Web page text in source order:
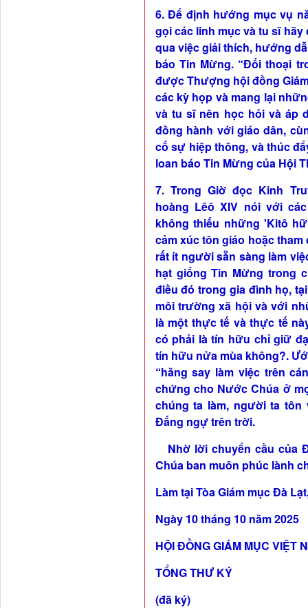
6. Để định hướng mục vụ
gọi các linh mục và tu sĩ
qua việc giải thích, hướng
báo Tin Mừng. “Đối thoại
được Thượng hội đồng
các kỳ họp và mang lại
và tu sĩ nên học hỏi và áp
đồng hành với giáo dân,
cố sự hiệp thông, và thúc
loan báo Tin Mừng của Hội
7. Trong Giờ đọc Kinh
hoàng Lêô XIV nói với
không thiếu những 'Kitô
cảm xúc tôn giáo hoặc
rất ít người sẵn sàng làm
hạt giống Tin Mừng trong
điều đó trong gia đình họ,
môi trường xã hội và với
là một thực tế và thực tế
có phải là tín hữu chỉ giữ
tín hữu nửa mùa không?.
“hăng say làm việc trên
chứng cho Nước Chúa ở
chúng ta làm, người ta tôn
Đấng ngự trên trời.
Nhờ lời chuyển cầu của
Chúa ban muôn phúc lành
Làm tại Tòa Giám mục Đà
Ngày 10 tháng 10 năm 2025
HỘI ĐỒNG GIÁM MỤC VIỆT
TỔNG THƯ KÝ
(đã ký)